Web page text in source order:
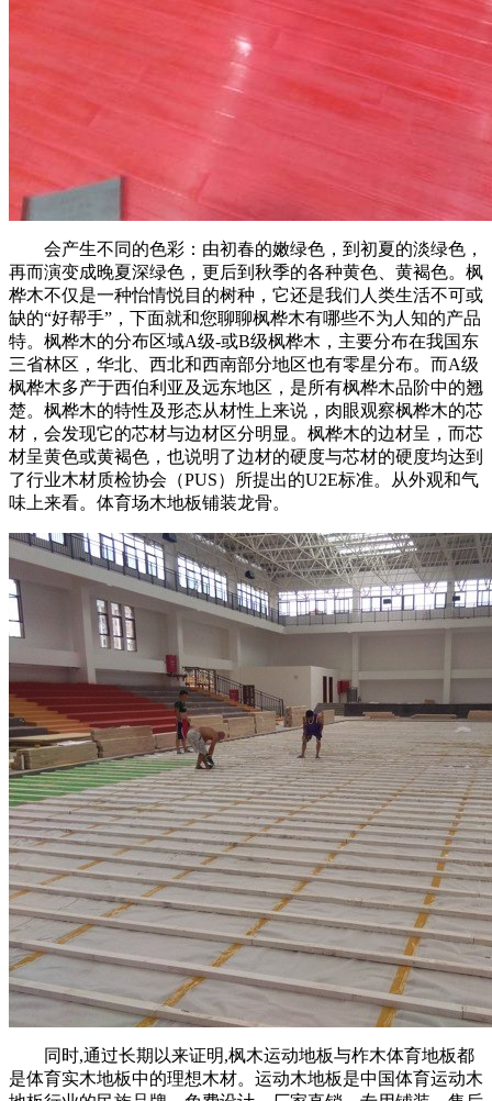
会产生不同的色彩：由初春的嫩绿色，到初夏的淡绿色，
再而演变成晚夏深绿色，更后到秋季的各种黄色、黄褐色。枫
桦木不仅是一种怡情悦目的树种，它还是我们人类生活不可或
缺的“好帮手”，下面就和您聊聊枫桦木有哪些不为人知的产品
特。枫桦木的分布区域A级-或B级枫桦木，主要分布在我国东
三省林区，华北、西北和西南部分地区也有零星分布。而A级
枫桦木多产于西伯利亚及远东地区，是所有枫桦木品阶中的翘
楚。枫桦木的特性及形态从材性上来说，肉眼观察枫桦木的芯
材，会发现它的芯材与边材区分明显。枫桦木的边材呈，而芯
材呈黄色或黄褐色，也说明了边材的硬度与芯材的硬度均达到
了行业木材质检协会（PUS）所提出的U2E标准。从外观和气
味上来看。体育场木地板铺装龙骨。
同时,通过长期以来证明,枫木运动地板与柞木体育地板都
是体育实木地板中的理想木材。运动木地板是中国体育运动木